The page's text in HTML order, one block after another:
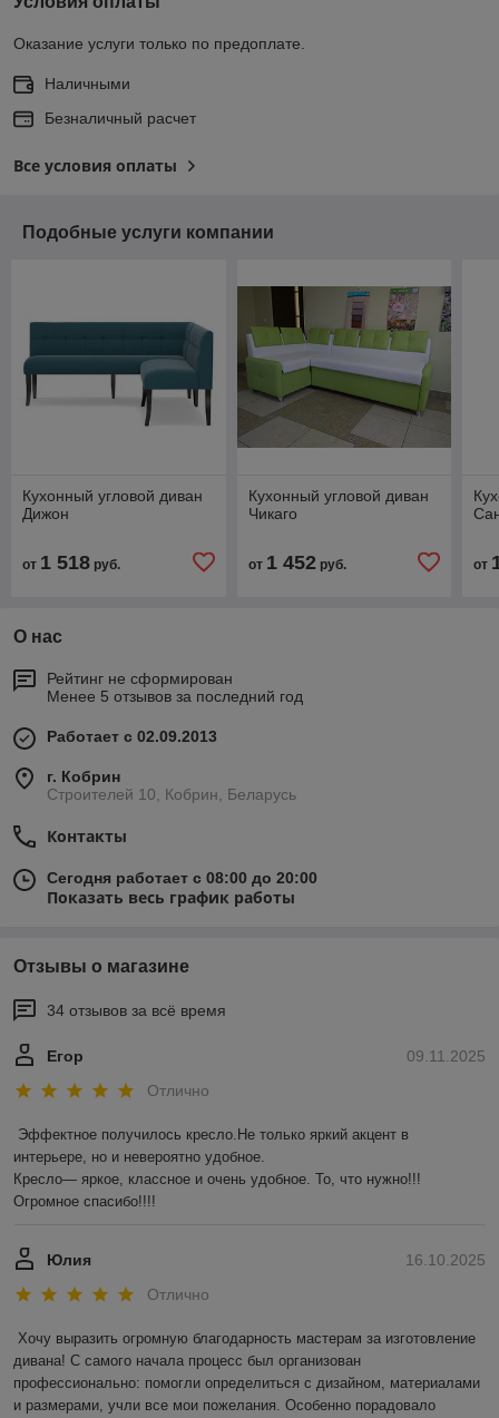
Оказание услуги только по предоплате.
Наличными
Безналичный расчет
Все условия оплаты
Подобные услуги компании
Кухонный угловой диван
Дижон
от 1 518 руб.
Кухонный угловой диван
Чикаго
от 1 452руб. от
О нас
Рейтинг не сформирован
Менее 5 отзывов за последний год
Работает с 02.09.2013
г. Кобрин
Строителей 10, Кобрин, Беларусь
Контакты
Сегодня работает с 08:00 до 20:00
Показать весь график работы
Отзывы о магазине
34 отзывов за всё время
09.11.2025
Егор
Отлично
Эффектное получилось кресло.Не только яркий акцент в
интерьере, но и невероятно удобное.
Кресло— яркое, классное и очень удобное. То, что нужно!!!
Огромное спасибо!!!!
16.10.2025
Юлия
Отлично
Хочу выразить огромную благодарность мастерам за изготовление
дивана! С самого начала процесс был организован
профессионально: помогли определиться с дизайном, материалами
и размерами, учли все мои пожелания. Особенно порадовало